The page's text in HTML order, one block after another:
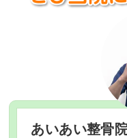
あいあい整骨